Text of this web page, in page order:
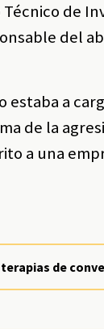
de
del
estaba a
de la
a una
de